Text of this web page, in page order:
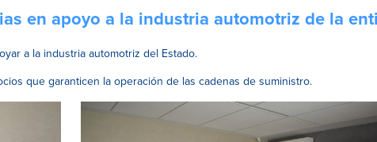
en apoyo a la industria automotriz de la
a la industria automotriz del Estado.
que garanticen la operación de las cadenas de suministro.